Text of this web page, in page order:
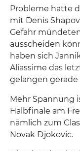
Probleme hatte
mit Denis
Gefahr
ausscheiden
haben sich
Aliassime das
gelangen
Mehr Spannung
Halbfinale am
nämlich zum
Novak Djokovic.